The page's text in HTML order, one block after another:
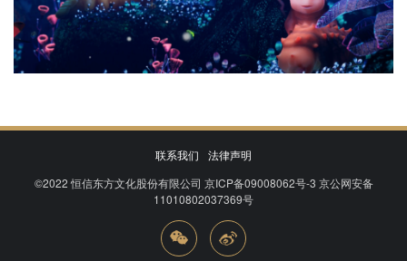
联系我们
法律声明
©2022恒信东方文化股份有限公司 京ICP备09008062号-3 京公网安备
11010802037369号